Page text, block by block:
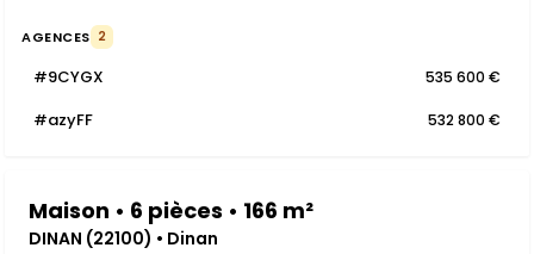
AGENCES 2
#9CYGX 535 600 €
#azyFF 532 800 €
Maison • 6 pièces • 166 m²
DINAN (22100) • Dinan